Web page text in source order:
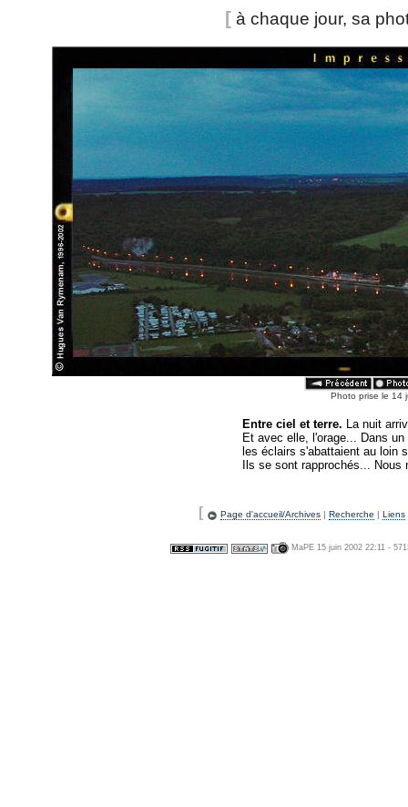
[à chaque jour, sa
Photo prise le 14
Entre ciel et terre. La nuit
Et avec elle, l'orage... Dans
les éclairs s'abattaient au loin
Ils se sont rapprochés...
[ Page d'accueil/Archives | Recherche | Liens
MaPE 15 juin 2002 22:11 -